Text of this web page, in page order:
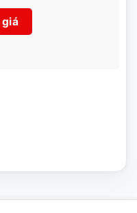
nhận CO, CQ
style=”position:
100%;”